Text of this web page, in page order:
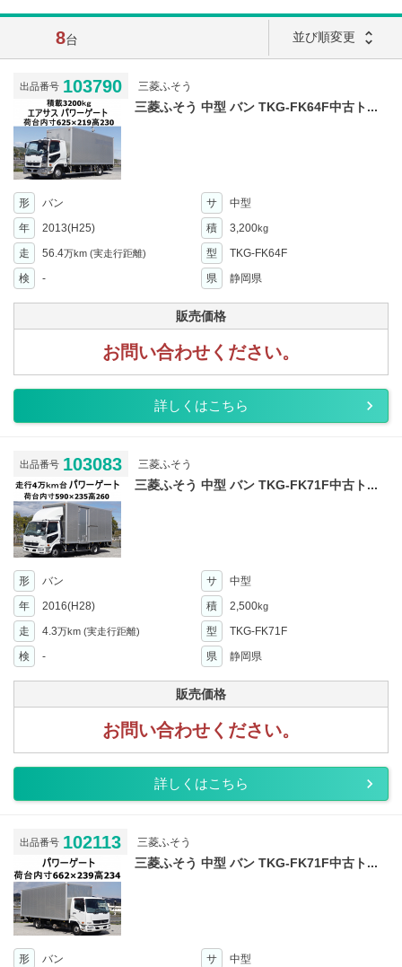
8台 並び順変更 unfold_more
出品番号 103790 三菱ふそう
三菱ふそう 中型 バン TKG-FK64F中古ト...
形 バン サ
中型
年
2013(H25) 積 3,200kg
走 56.4万km (実走行距離) 型
TKG-FK64F
検
- 県 静岡県
販売価格
お問い合わせください。
詳しくはこちら
出品番号 103083 三菱ふそう
三菱ふそう 中型 バン TKG-FK71F中古ト...
形 バン サ
中型
年
2016(H28) 積 2,500kg
走 4.3万km (実走行距離) 型
TKG-FK71F
検
- 県 静岡県
販売価格
お問い合わせください。
詳しくはこちら
出品番号 102113 三菱ふそう
三菱ふそう 中型 バン TKG-FK71F中古ト...
形 バン サ
中型